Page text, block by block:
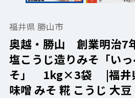
福井県 勝山市
奥越・勝山 創業明治7
塩こうじ造りみそ「い
そ」 1kg×3袋 |福井
味噌 みそ 糀 こうじ 大豆